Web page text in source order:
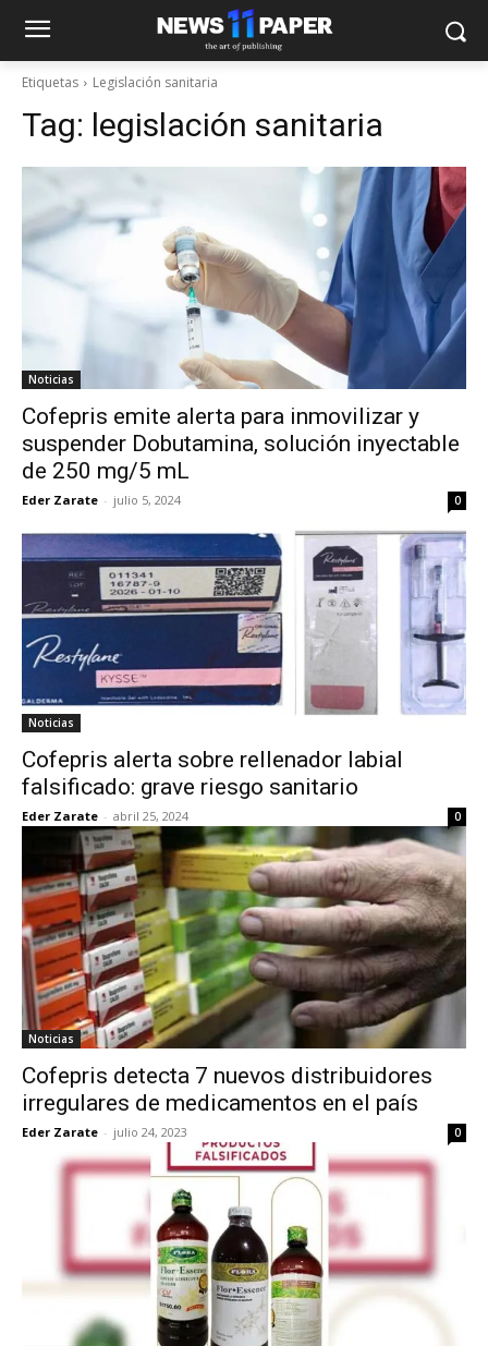
Etiquetas Legislación sanitaria
Tag: legislación sanitaria
Noticias
Cofepris emite alerta para inmovilizar y
suspender Dobutamina, solución inyectable
de 250 mg/5 mL
Eder Zarate - julio 5, 2024 0
Noticias
Cofepris alerta sobre rellenador labial
falsificado: grave riesgo sanitario
Eder Zarate - abril 25, 2024 0
Noticias
Cofepris detecta 7 nuevos distribuidores
irregulares de medicamentos en el país
Eder Zarate - julio 24, 2023 0